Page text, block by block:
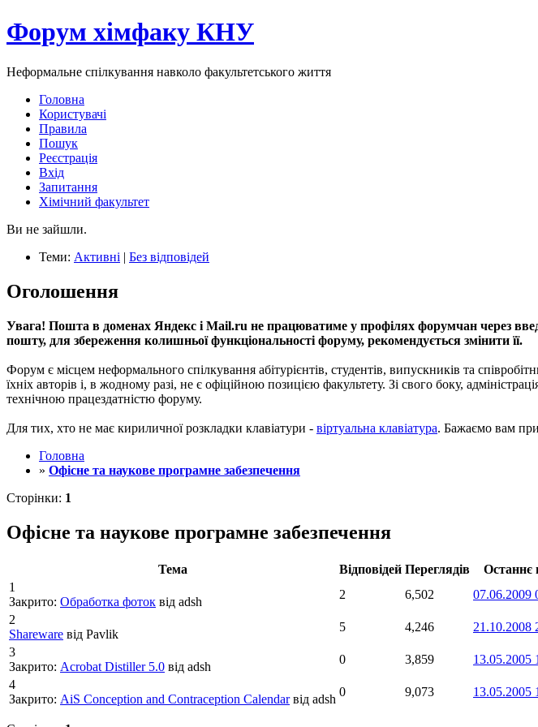
Форум хімфаку КНУ
Неформальне спілкування навколо факультетського життя
Головна
Користувачі
Правила
Пошук
Реєстрація
Вхід
Запитання
Хімічний факультет
Ви не зайшли.
Теми: Активні | Без відповідей
Оголошення
Увага! Пошта в доменах Яндекс і Mail.ru не працюватиме у профілях форумчан через
пошту, для збереження колишньої функціональності форуму, рекомендується змінити її.
Форум є місцем неформального спілкування абітурієнтів, студентів, випускників та
їхніх авторів і, в жодному разі, не є офіційною позицією факультету. Зі свого боку,
технічною працездатністю форуму.
Для тих, хто не має кириличної розкладки клавіатури - віртуальна клавіатура. Бажаємо вам
Головна
» Офісне та наукове програмне забезпечення
Сторінки: 1
Офісне та наукове програмне забезпечення
Тема Відповідей Переглядів
Останнє
1
Закрито: Обработка фоток від adsh
2 6,502 07.06.2009
2
Shareware від Pavlik
5 4,246 21.10.2008
3
Закрито: Acrobat Distiller 5.0 від adsh
0 3,859 13.05.2005
4
Закрито: AiS Conception and Contraception Calendar від adsh
0 9,073 13.05.2005